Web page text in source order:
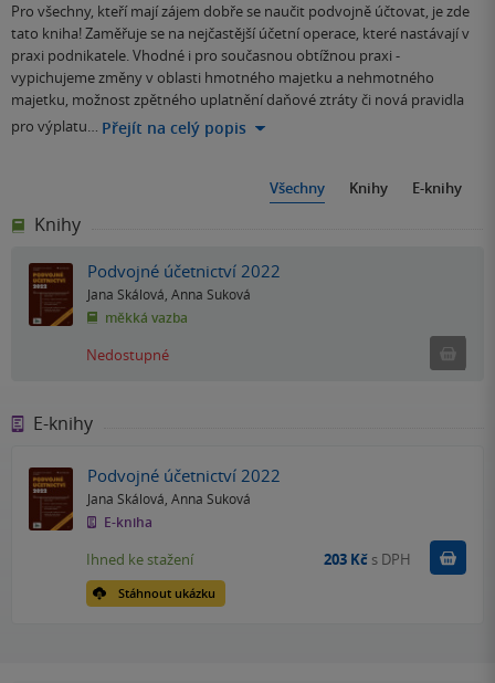
Pro všechny, kteří mají zájem dobře se naučit podvojně účtovat, je zde
tato kniha! Zaměřuje se na nejčastější účetní operace, které nastávají v
praxi podnikatele. Vhodné i pro současnou obtížnou praxi -
vypichujeme změny v oblasti hmotného majetku a nehmotného
majetku, možnost zpětného uplatnění daňové ztráty či nová pravidla
pro výplatu… Přejít na celý popis
Všechny Knihy E-knihy
Knihy
Podvojné účetnictví 2022
Jana Skálová, Anna Suková
měkká vazba
Nedostupné
E-knihy
Podvojné účetnictví 2022
Jana Skálová, Anna Suková
E-kniha
Stáhnout ukázku
Ihned ke stažení 203 Kč s DPH Koupit